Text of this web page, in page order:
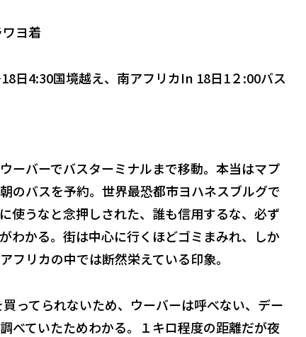
ヨ着
日4:30国境越え、南アフリカIn 18日1２:00バス
ーバーでバスターミナルまで移動。本当はマプ
のバスを予約。世界最恐都市ヨハネスブルグで
使うなと念押しされた、誰も信用するな、必ず
わかる。街は中心に行くほどゴミまみれ、しか
フリカの中では断然栄えている印象。
ってられないため、ウーバーは呼べない、デー
べていたためわかる。１キロ程度の距離だが夜